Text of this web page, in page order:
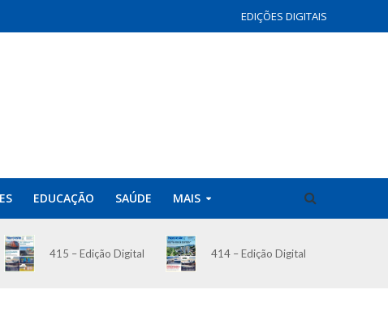
EDIÇÕES DIGITAIS
EDUCAÇÃO SAÚDE MAIS
415 – Edição Digital 414 – Edição Digital